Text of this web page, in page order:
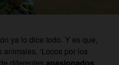
ya lo dice todo. Y es que,
‘Locos por los